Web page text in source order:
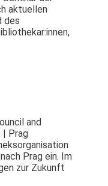
aktuellen
des
and
| Prag
Prag ein. Im
zur Zukunft